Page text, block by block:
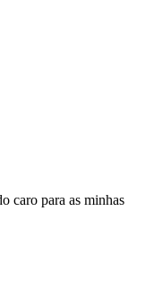
caro para as minhas